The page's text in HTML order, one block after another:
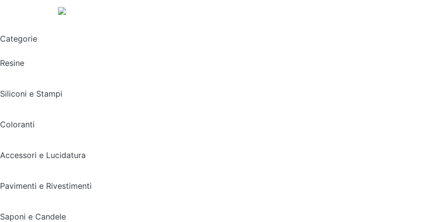
Categorie
Resine
Siliconi e Stampi
Coloranti
Accessori e Lucidatura
Pavimenti e Rivestimenti
Saponi e Candele